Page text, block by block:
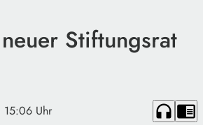
Stiftungsrat
15:06 Uhr headphones chrome_reader_mode